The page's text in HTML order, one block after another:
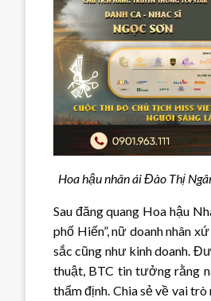
Hoa hậu nhân ái Đào Thị
Sau đăng quang Hoa hậu
phố Hiến”, nữ doanh nhân
sắc cũng như kinh doanh.
thuật, BTC tin tưởng rằng
thẩm định. Chia sẻ về vai